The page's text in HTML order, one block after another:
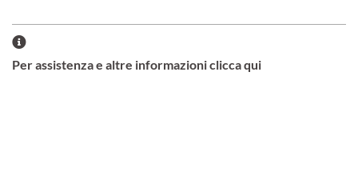
Per assistenza e altre informazioni clicca qui